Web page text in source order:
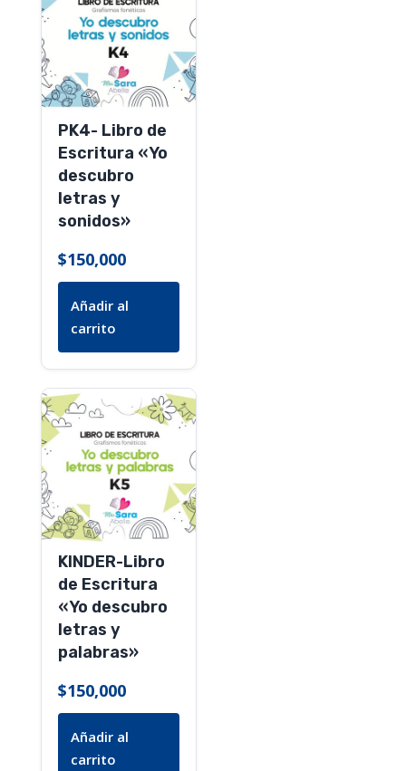
PK4- Libro de
Escritura «Yo
descubro
letras y
sonidos»
$150,000
Añadir al
carrito
KINDER-Libro
de Escritura
«Yo descubro
letras y
palabras»
$150,000
Añadir al
carrito